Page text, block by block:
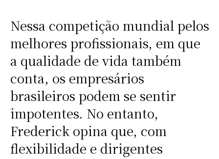
Nessa competição mundial pelos
melhores profissionais, em que
a qualidade de vida também
conta, os empresários
brasileiros podem se sentir
impotentes. No entanto,
Frederick opina que, com
flexibilidade e dirigentes